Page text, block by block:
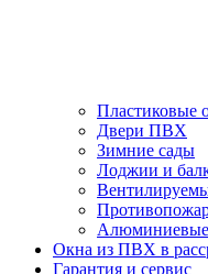
Пластиковые
Двери ПВХ
Зимние сады
Лоджии и
Окна из ПВХ в
Гарантия и сервис